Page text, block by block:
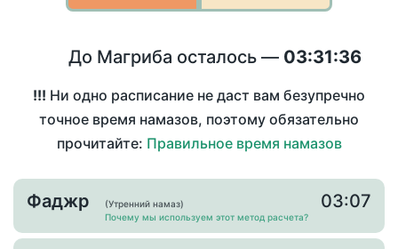
До Магриба осталось — 03:31:36
!!! Ни одно расписание не даст вам безупречно
точное время намазов, поэтому обязательно
прочитайте: Правильное время намазов
Фаджр
(Утренний намаз)
Почему мы используем этот метод расчета?
03:07